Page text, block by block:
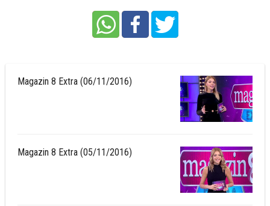
Magazin 8 Extra (06/11/2016)
Magazin 8 Extra (05/11/2016)